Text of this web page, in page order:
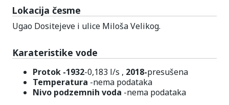
Lokacija česme
Ugao Dositejeve i ulice Miloša Velikog.
Karateristike vode
Protok -1932-0,183 l/s , 2018-presušena
Temperatura -nema podataka
Nivo podzemnih voda -nema podataka